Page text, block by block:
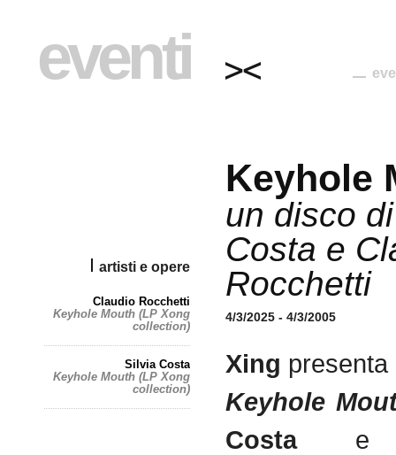
eventi
artisti e opere
Claudio Rocchetti
Keyhole Mouth (LP Xong
collection)
Silvia Costa
Keyhole Mouth (LP Xong
collection)
Keyhole
un disco
Costa e
Rocchetti
4/3/2025 - 4/3/2005
Xing
Keyhole
Costa